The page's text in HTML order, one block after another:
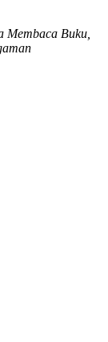
Membaca Buku,